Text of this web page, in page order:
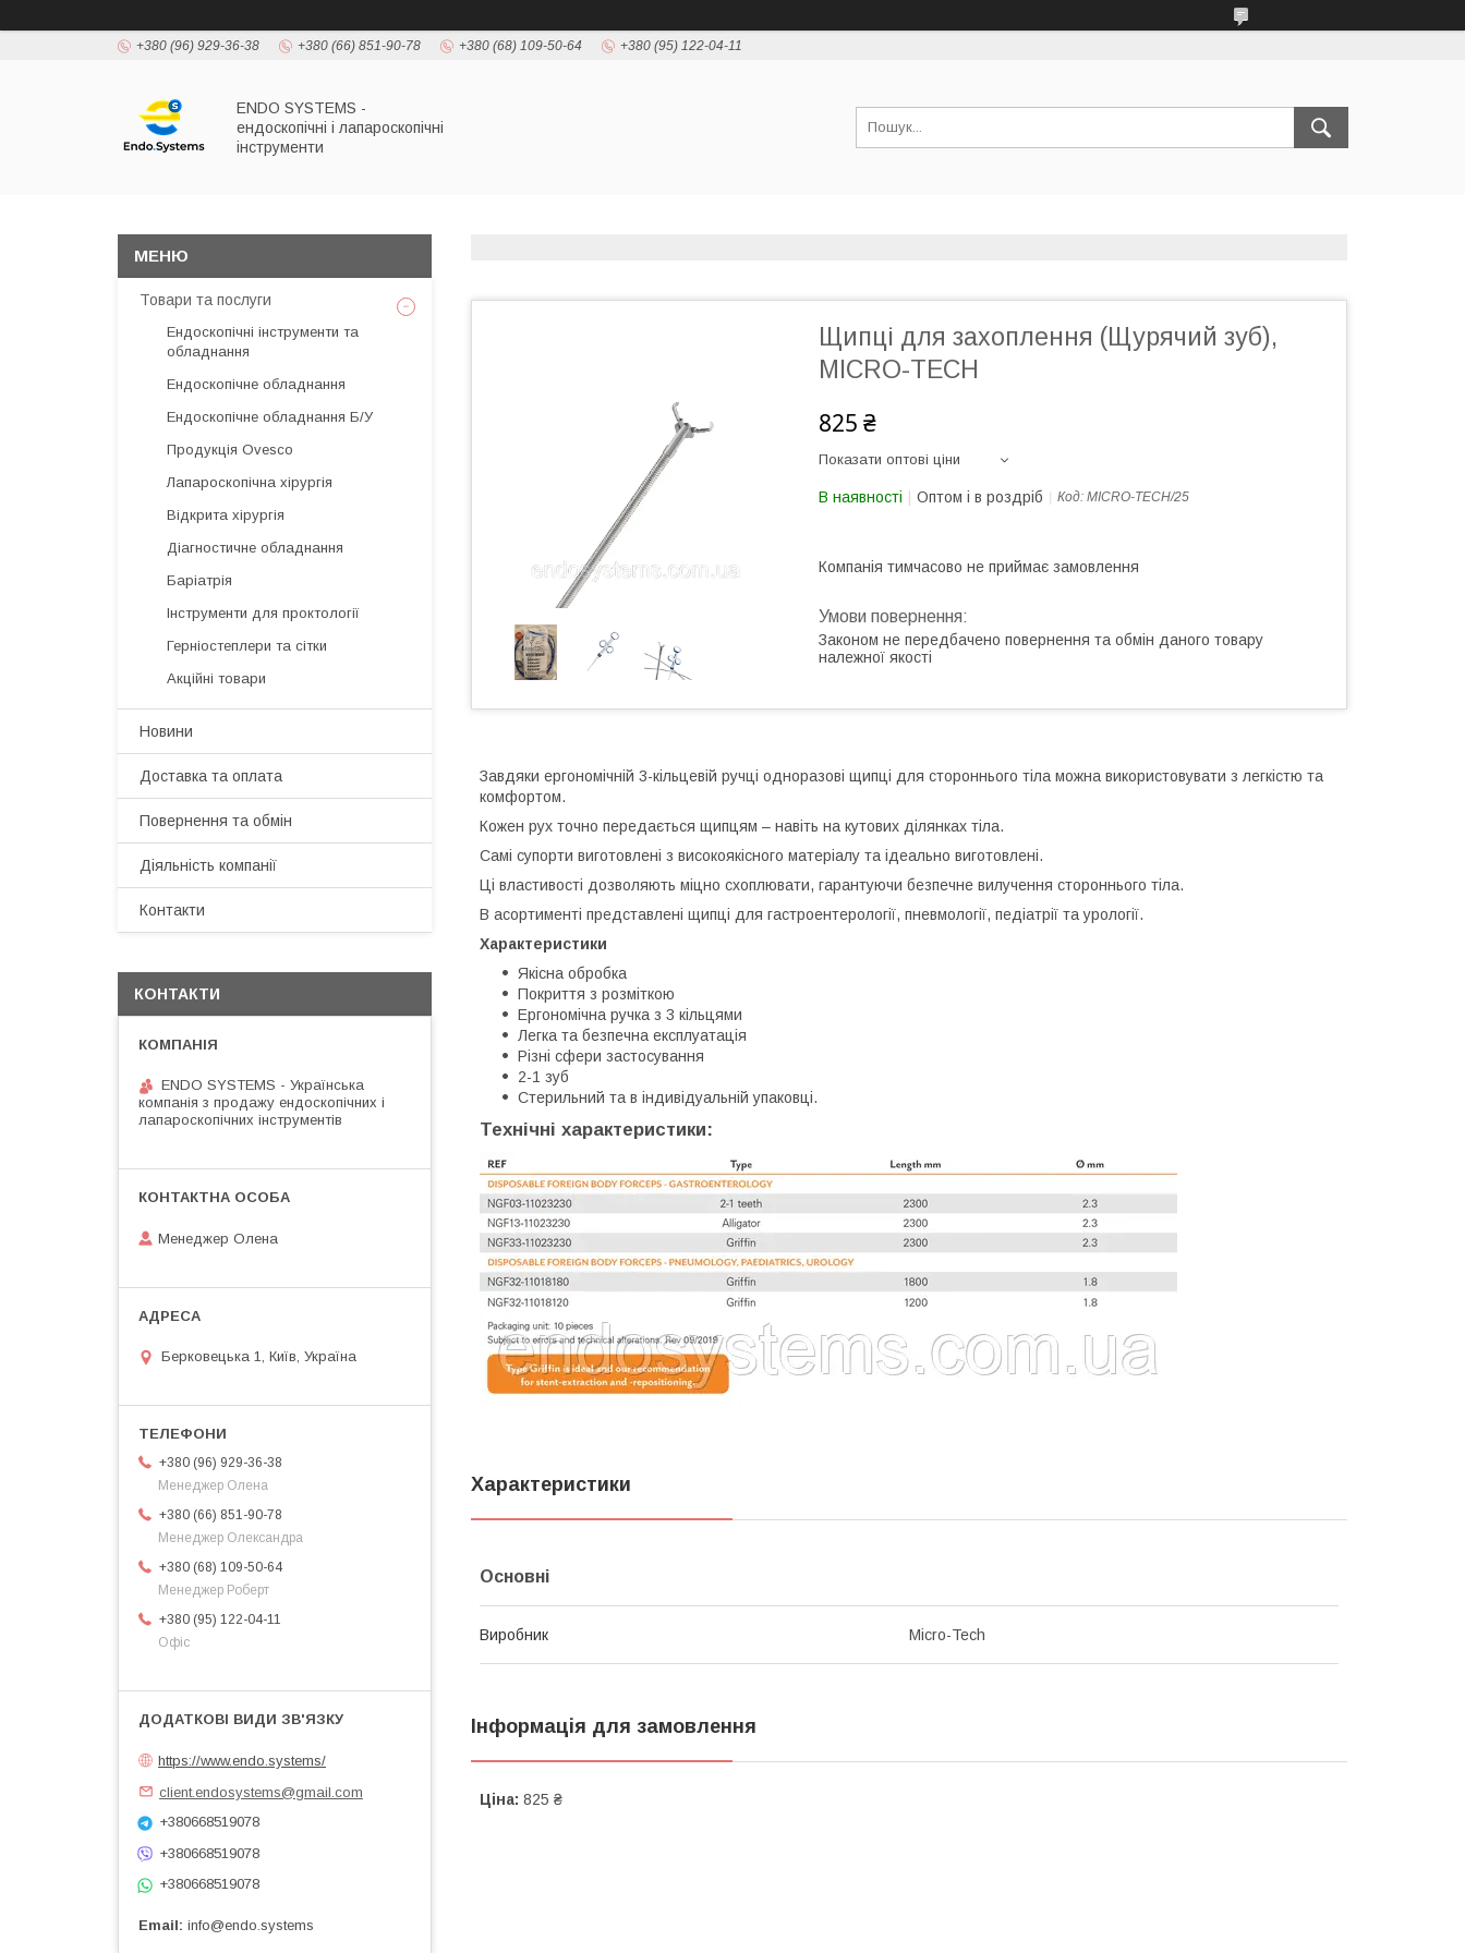
+380 (96) 929-36-38 +380 (66) 851-90-78 +380 (68) 109-50-64 +380 (95) 122-04-11
ENDO SYSTEMS -
ендоскопічні і лапароскопічні
інструменти
Щипці для захоплення (Щурячий зуб),
MICRO-TECH
825 ₴
Показати оптові ціни
В наявності Оптом і в роздріб Код: MICRO-TECH/25
Компанія тимчасово не приймає замовлення
Законом не передбачено повернення та обмін даного товару
належної якості
Завдяки ергономічній 3-кільцевій ручці одноразові щипці для стороннього тіла можна використовувати з легкістю та
комфортом.
Кожен рух точно передається щипцям – навіть на кутових ділянках тіла.
Самі супорти виготовлені з високоякісного матеріалу та ідеально виготовлені.
Ці властивості дозволяють міцно схоплювати, гарантуючи безпечне вилучення стороннього тіла.
В асортименті представлені щипці для гастроентерології, пневмології, педіатрії та урології.
Характеристики
Якісна обробка
Покриття з розміткою
Ергономічна ручка з 3 кільцями
Легка та безпечна експлуатація
Різні сфери застосування
2-1 зуб
Стерильний та в індивідуальній упаковці.
Технічні характеристики:
Характеристики
Основні
Виробник Micro-Tech
Інформація для замовлення
Ціна: 825 ₴
Товари та послуги
Ендоскопічні інструменти та
обладнання
Ендоскопічне обладнання
Ендоскопічне обладнання Б/У
Продукція Ovesco
Лапароскопічна хірургія
Відкрита хірургія
Діагностичне обладнання
Баріатрія
Інструменти для проктології
Герніостеплери та сітки
Акційні товари
Новини
Доставка та оплата
Повернення та обмін
Діяльність компанії
Контакти
КОНТАКТИ
ENDO SYSTEMS - Українська
компанія з продажу ендоскопічних і
лапароскопічних інструментів
Менеджер Олена
Берковецька 1, Київ, Україна
+380 (96) 929-36-38
Менеджер Олена
+380 (66) 851-90-78
Менеджер Олександра
+380 (68) 109-50-64
Менеджер Роберт
+380 (95) 122-04-11
Офіс
https://www.endo.systems/
client.endosystems@gmail.com
+380668519078
+380668519078
+380668519078
Email info@endo.systems